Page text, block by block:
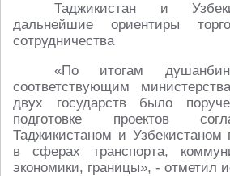
Таджикистан и
дальнейшие ориентиры
сотрудничества
«По итогам
соответствующим
двух государств было
подготовке проектов
Таджикистаном и Узбекистаном
в сферах транспорта,
экономики, границы», - отметил